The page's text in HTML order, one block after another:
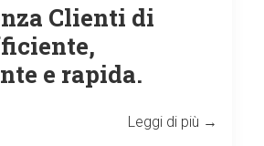
Clienti di
e rapida.
Leggi di più →